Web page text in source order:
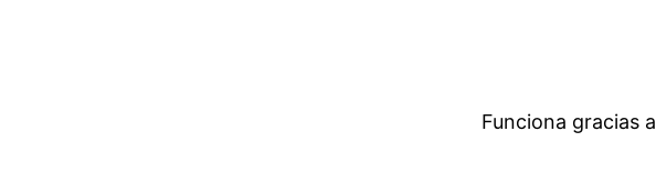
Funciona gracias a